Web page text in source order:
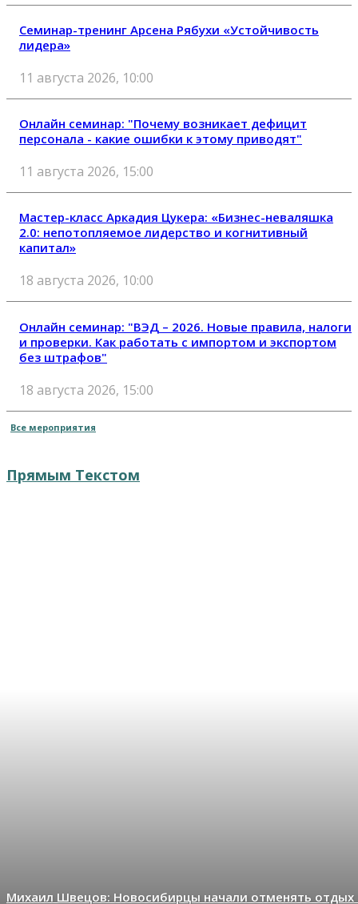
Семинар-тренинг Арсена Рябухи «Устойчивость
лидера»
11 августа 2026, 10:00
Онлайн семинар: "Почему возникает дефицит
персонала - какие ошибки к этому приводят"
11 августа 2026, 15:00
Мастер-класс Аркадия Цукера: «Бизнес-неваляшка
2.0: непотопляемое лидерство и когнитивный
капитал»
18 августа 2026, 10:00
Онлайн семинар: "ВЭД – 2026. Новые правила, налоги
и проверки. Как работать с импортом и экспортом
без штрафов"
18 августа 2026, 15:00
Все мероприятия
Прямым Текстом
Михаил Швецов: Новосибирцы начали отменять отдых